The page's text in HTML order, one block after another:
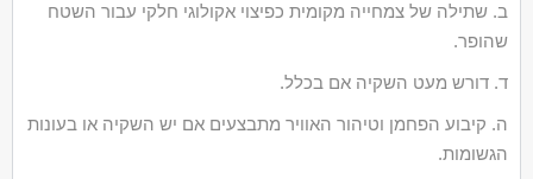
ב. שתילה של צמחייה מקומית כפיצוי אקולוגי חלקי עבור השטח
שהופר.
ד. דורש מעט השקיה אם בכלל.
ה. קיבוע הפחמן וטיהור האוויר מתבצעים אם יש השקיה או בעונות
הגשומות.